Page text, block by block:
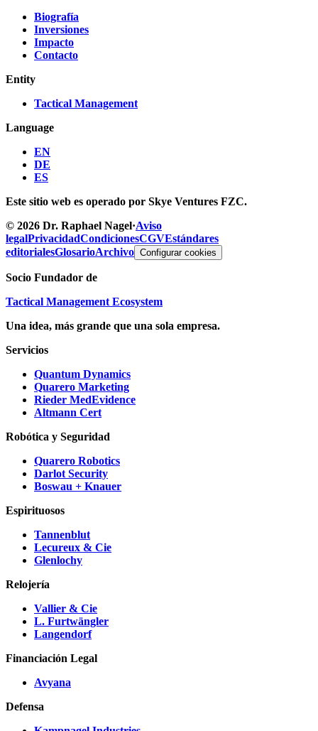
Biografía
Inversiones
Impacto
Contacto
Entity
Tactical Management
Language
EN
DE
ES
Este sitio web es operado por Skye Ventures FZC.
© 2026 Dr. Raphael Nagel·Aviso
legalPrivacidadCondicionesCGVEstándares
editorialesGlosarioArchivo Configurar cookies
Socio Fundador de
Tactical Management Ecosystem
Una idea, más grande que una sola empresa.
Servicios
Quantum Dynamics
Quarero Marketing
Rieder MedEvidence
Altmann Cert
Robótica y Seguridad
Quarero Robotics
Darlot Security
Boswau + Knauer
Espirituosos
Tannenblut
Lecureux & Cie
Glenlochy
Relojería
Vallier & Cie
L. Furtwängler
Langendorf
Financiación Legal
Avyana
Defensa